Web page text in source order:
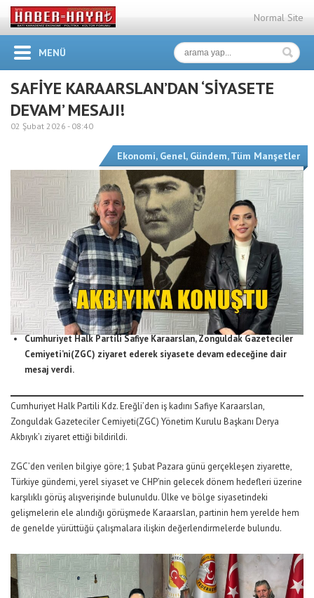
Normal Site
MENÜ
SAFİYE KARAARSLAN’DAN ‘SİYASETE
DEVAM’ MESAJI!
02 Şubat 2026 - 08:40
Ekonomi, Genel, Gündem,Tüm Manşetler
Cumhuriyet Halk Partili Safiye Karaarslan, Zonguldak Gazeteciler
Cemiyeti’ni(ZGC) ziyaret ederek siyasete devam edeceğine dair
mesaj verdi.
Cumhuriyet Halk Partili Kdz. Ereğli’den iş kadını Safiye Karaarslan,
Zonguldak Gazeteciler Cemiyeti(ZGC) Yönetim Kurulu Başkanı Derya
Akbıyık’ı ziyaret ettiği bildirildi.
ZGC’den verilen bilgiye göre; 1 Şubat Pazara günü gerçekleşen ziyarette,
Türkiye gündemi, yerel siyaset ve CHP’nin gelecek dönem hedefleri üzerine
karşılıklı görüş alışverişinde bulunuldu. Ülke ve bölge siyasetindeki
gelişmelerin ele alındığı görüşmede Karaarslan, partinin hem yerelde hem
de genelde yürüttüğü çalışmalara ilişkin değerlendirmelerde bulundu.